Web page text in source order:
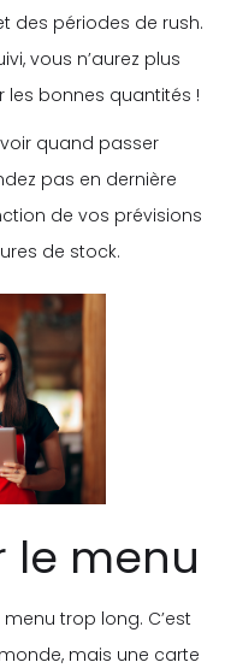
des périodes de rush.
vous n’aurez plus
les bonnes quantités !
quand passer
pas en dernière
de vos prévisions
de stock.
le menu
trop long. C’est
mais une carte